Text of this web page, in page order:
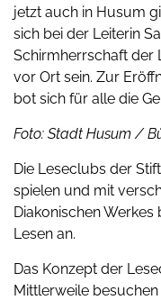
jetzt auch in Husum
sich bei der Leiterin
Schirmherrschaft der
vor Ort sein. Zur
bot sich für alle die
Foto: Stadt Husum /
Die Leseclubs der
spielen und mit
Diakonischen
Lesen an.
Das Konzept der
Mittlerweile